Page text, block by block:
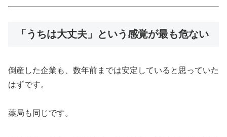
「うちは大丈夫」という感覚が最も危ない
倒産した企業も、数年前までは安定していると思っていた
はずです。
薬局も同じです。